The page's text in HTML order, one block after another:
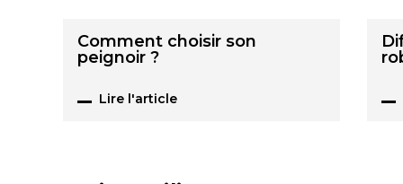
Comment choisir son
peignoir ?
Lire l'article